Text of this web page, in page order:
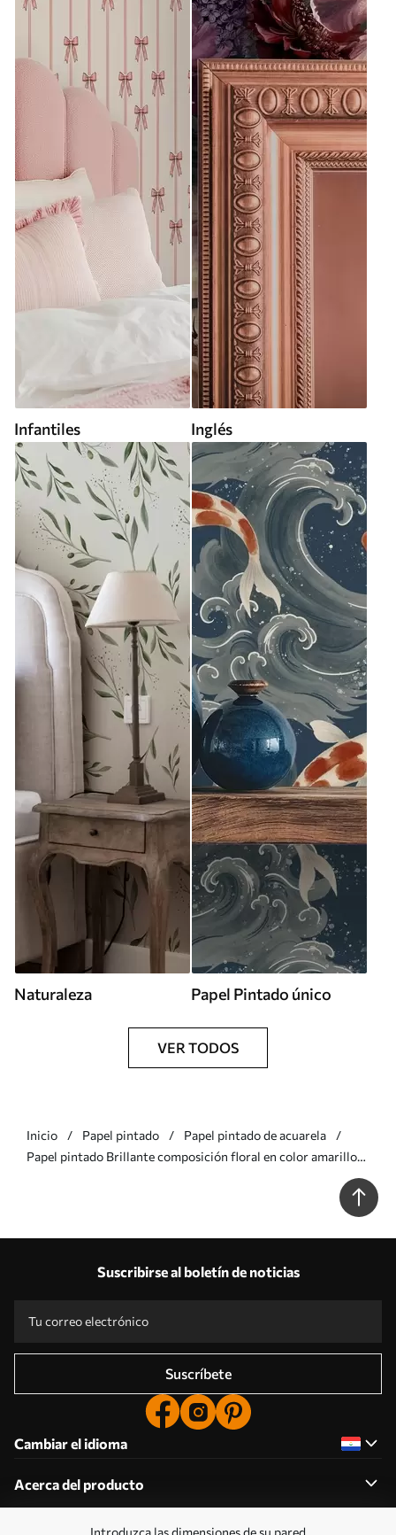
Introduzca las dimensiones de su pared
Infantiles Inglés
Naturaleza Papel Pintado único
VER TODOS
Inicio Papel pintado
Papel pintado de acuarela
Papel pintado Brillante composición floral en color amarillo
Suscribirse al boletín de noticias
Suscríbete
Cambiar el idioma
Acerca del producto